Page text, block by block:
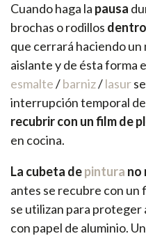
Cuando haga la pausa
brochas o rodillos
que cerrará haciendo un
aislante y de ésta forma
esmalte/barniz/lasur
interrupción temporal
recubrir con un film de
en cocina.
La cubeta depintura no
antes se recubre con un
se utilizan para proteger
con papel de aluminio.